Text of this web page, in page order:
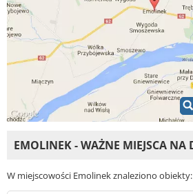
EMOLINEK - WAŻNE MIEJSCA NA
W miejscowości Emolinek znaleziono obiekty: